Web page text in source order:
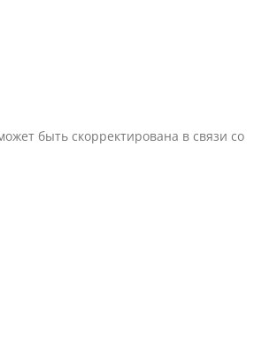
быть скорректирована в связи со